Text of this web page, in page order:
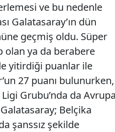
ve bu nedenle
Galatasaray’ın dün
geçmiş oldu. Süper
olan ya da berabere
yitirdiği puanlar ile
27 puanı bulunurken,
Grubu’nda da
Belçika
şanssız şekilde